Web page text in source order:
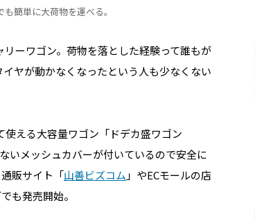
簡単に大荷物を運べる。
ーワゴン。荷物を落とした経験って誰もが
ヤが動かなくなったという人も少なくない
える大容量ワゴン「ドデカ盛ワゴン
いメッシュカバーが付いているので安全に
販サイト「山善ビズコム 」やECモールの店
も発売開始。